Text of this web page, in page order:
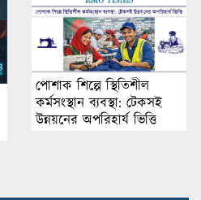
পোশাক শিল্পে স্থিতিশীল
কর্মসংস্থান ব্যবস্থা: টেকসই
উন্নয়নের অপরিহার্য ভিত্তি